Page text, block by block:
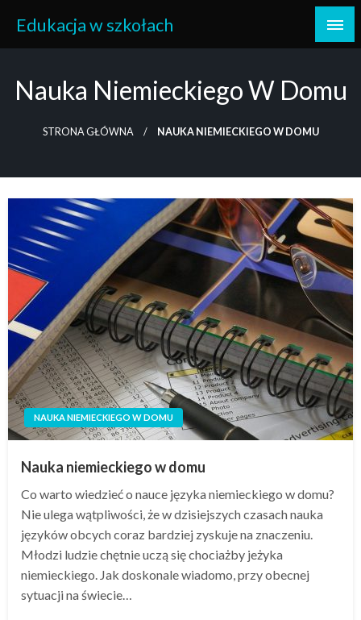
content
Edukacja w szkołach
Nauka Niemieckiego W Domu
STRONA GŁÓWNA NAUKA NIEMIECKIEGO W DOMU
NAUKA NIEMIECKIEGO W DOMU
Nauka niemieckiego w domu
Co warto wiedzieć o nauce języka niemieckiego w domu?
Nie ulega wątpliwości, że w dzisiejszych czasach nauka
języków obcych coraz bardziej zyskuje na znaczeniu.
Młodzi ludzie chętnie uczą się chociażby jeżyka
niemieckiego. Jak doskonale wiadomo, przy obecnej
sytuacji na świecie…